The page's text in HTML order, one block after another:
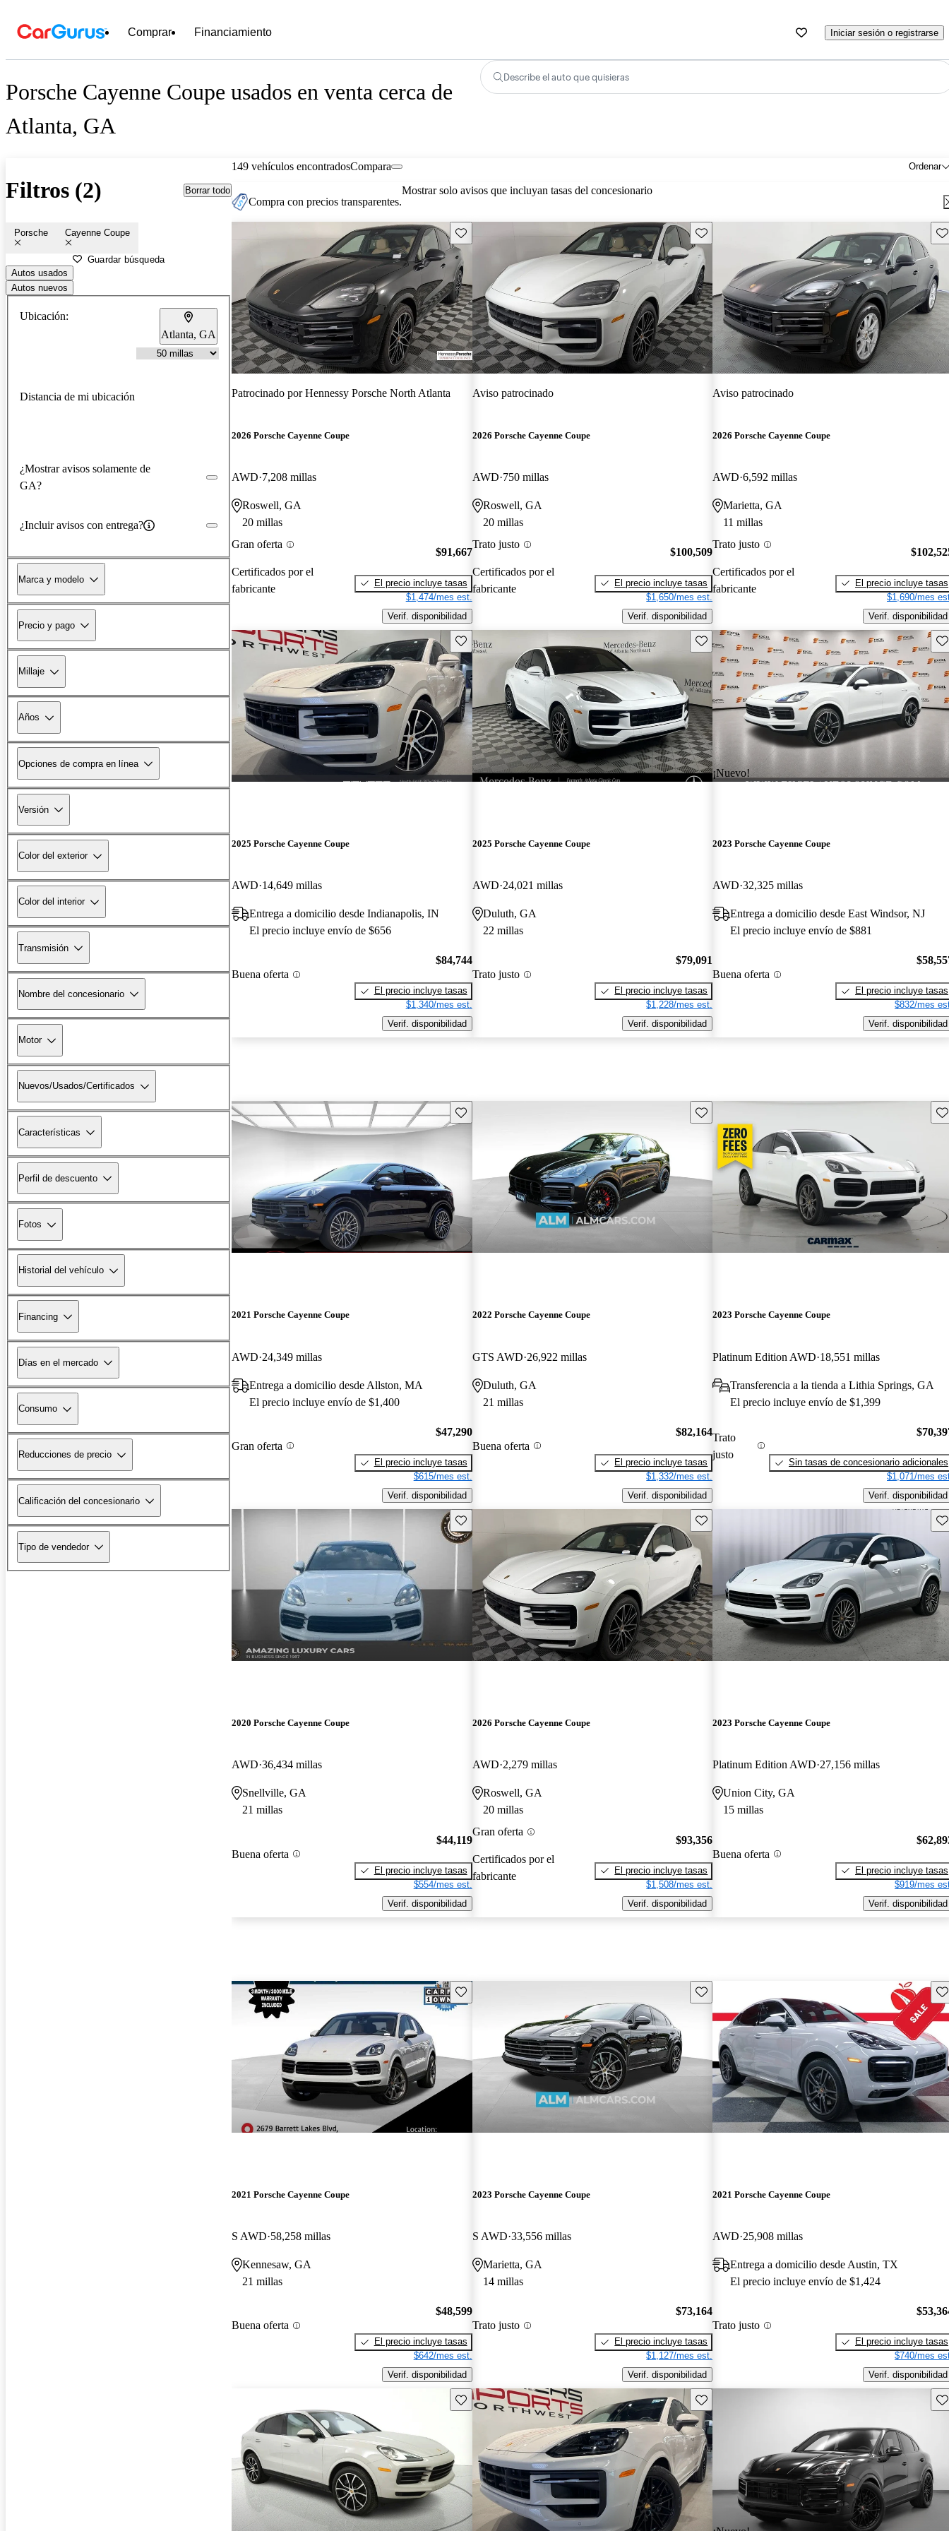
Comprar Financiamiento Iniciar sesión o registrarse
Porsche Cayenne Coupe usados en venta cerca de
Atlanta, GA
Describe el auto que quisieras
Filtros (2) Borrar todo
Porsche Cayenne Coupe
Guardar búsqueda
Autos usados
Autos nuevos
Ubicación:
Atlanta, GA
Distancia de mi ubicación
¿Mostrar avisos solamente de
GA?
¿Incluir avisos con entrega?
Marca y modelo
Precio y pago
Millaje
Años
Opciones de compra en línea
Versión
Color del exterior
Color del interior
Transmisión
Nombre del concesionario
Motor
Nuevos/Usados/Certificados
Características
Perfil de descuento
Fotos
Historial del vehículo
Financing
Días en el mercado
Consumo
Reducciones de precio
Calificación del concesionario
Tipo de vendedor
149 vehículos encontrados Ordenar
Compara
Compra con precios transparentes.
Mostrar solo avisos que incluyan tasas del concesionario
Guarda este Aviso
Patrocinado porHennessy Porsche North Atlanta
2026 Porsche Cayenne Coupe
AWD 7,208 millas
Roswell, GA
20 millas
Gran oferta
Certificados por el
fabricante
$91,667
El precio incluye tasas
$1,474/mes est.
Verif. disponibilidad
Guarda este Aviso
Aviso patrocinado
2026 Porsche Cayenne Coupe
AWD 750 millas
Roswell, GA
20 millas
Trato justo
Certificados por el
fabricante
$100,509
El precio incluye tasas
$1,650/mes est.
Verif. disponibilidad
Aviso patrocinado
2026 Porsche Cayenne Coupe
AWD 6,592 millas
Marietta, GA
11 millas
Trato justo
Certificados por el
fabricante
El precio incluye tasas
$1,690/mes
Verif. disponibilidad
Guarda este Aviso
2025 Porsche Cayenne Coupe
AWD 14,649 millas
Entrega a domicilio desde Indianapolis, IN
El precio incluye envío de $656
Buena oferta
$84,744
El precio incluye tasas
$1,340/mes est.
Verif. disponibilidad
Guarda este Aviso
2025 Porsche Cayenne Coupe
AWD 24,021 millas
Duluth, GA
22 millas
Trato justo
$79,091
El precio incluye tasas
$1,228/mes est.
Verif. disponibilidad
¡Nuevo!
2023 Porsche Cayenne Coupe
AWD 32,325 millas
Entrega a domicilio desde East Windsor, NJ
El precio incluye envío de $881
Buena oferta
El precio incluye tasas
$832/mes
Verif. disponibilidad
Guarda este Aviso
2021 Porsche Cayenne Coupe
AWD 24,349 millas
Entrega a domicilio desde Allston, MA
El precio incluye envío de $1,400
Gran oferta
$47,290
El precio incluye tasas
$615/mes est.
Verif. disponibilidad
Guarda este Aviso
2022 Porsche Cayenne Coupe
GTS AWD 26,922 millas
Duluth, GA
21 millas
Buena oferta
$82,164
El precio incluye tasas
$1,332/mes est.
Verif. disponibilidad
2023 Porsche Cayenne Coupe
Platinum Edition AWD 18,551 millas
Transferencia a la tienda a Lithia Springs, GA
El precio incluye envío de $1,399
Trato
justo
Sin tasas de concesionario adicionales
$1,071/mes
Verif. disponibilidad
Guarda este Aviso
2020 Porsche Cayenne Coupe
AWD 36,434 millas
Snellville, GA
21 millas
Buena oferta
$44,119
El precio incluye tasas
$554/mes est.
Verif. disponibilidad
Guarda este Aviso
2026 Porsche Cayenne Coupe
AWD 2,279 millas
Roswell, GA
20 millas
Gran oferta
Certificados por el
fabricante
$93,356
El precio incluye tasas
$1,508/mes est.
Verif. disponibilidad
2023 Porsche Cayenne Coupe
Platinum Edition AWD 27,156 millas
Union City, GA
15 millas
Buena oferta
El precio incluye tasas
$919/mes
Verif. disponibilidad
Guarda este Aviso
2021 Porsche Cayenne Coupe
S AWD 58,258 millas
Kennesaw, GA
21 millas
Buena oferta
$48,599
El precio incluye tasas
$642/mes est.
Verif. disponibilidad
Guarda este Aviso
2023 Porsche Cayenne Coupe
S AWD 33,556 millas
Marietta, GA
14 millas
Trato justo
$73,164
El precio incluye tasas
$1,127/mes est.
Verif. disponibilidad
2021 Porsche Cayenne Coupe
AWD 25,908 millas
Entrega a domicilio desde Austin, TX
El precio incluye envío de $1,424
Trato justo
El precio incluye tasas
$740/mes
Verif. disponibilidad
Guarda este Aviso Guarda este Aviso